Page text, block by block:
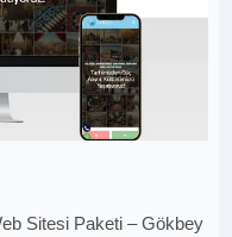
Sitesi Paketi – Gökbey